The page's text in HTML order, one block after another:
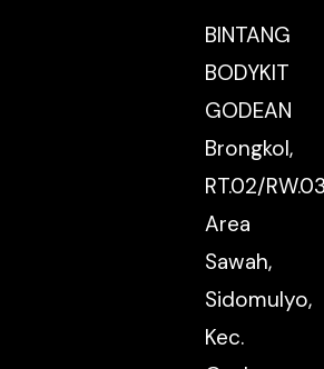
BINTANG
BODYKIT
GODEAN
Brongkol,
RT.02/
Area
Sawah,
Sidomulyo,
Kec.